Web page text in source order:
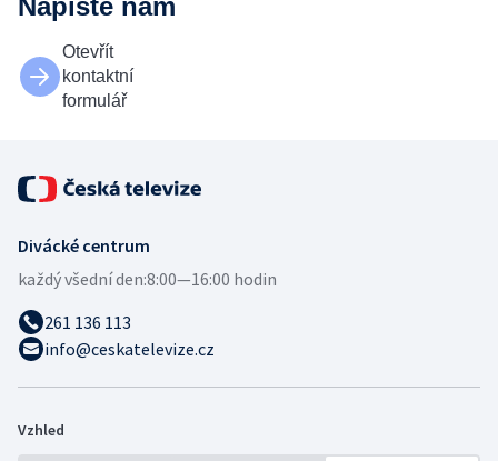
Otevřít
kontaktní
formulář
Divácké centrum
každý všední den:8:00—16:00 hodin
261 136 113
info@ceskatelevize.cz
Vzhled